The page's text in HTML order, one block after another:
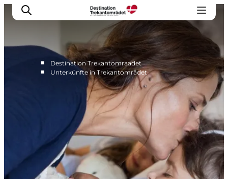
LEGOLAND® Billund Resort
Unterkünfte
Reiseplanung
Tickets
■
Destination Trekantomraadet
■
Unterkünfte in Trekantområdet